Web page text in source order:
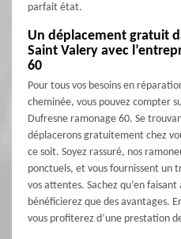
parfait état.
Un déplacement gratuit
Saint Valery avec
60
Pour tous vos besoins en
cheminée, vous pouvez compter
Dufresne ramonage 60. Se
déplacerons gratuitement chez
ce soit. Soyez rassuré, nos
ponctuels, et vous fournissent un
vos attentes. Sachez qu’en
bénéficierez que des avantages.
vous profiterez d’une prestation